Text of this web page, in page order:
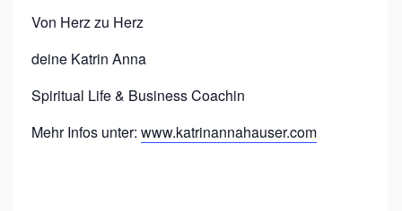
Von Herz zu Herz
deine Katrin Anna
Spiritual Life & Business Coachin
Mehr Infos unter: www.katrinannahauser.com